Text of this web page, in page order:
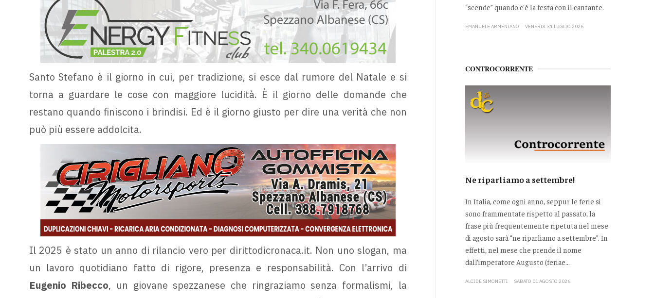
Santo Stefano è il giorno in cui, per tradizione, si esce dal rumore del Natale e si
torna a guardare le cose con maggiore lucidità. È il giorno delle domande che
restano quando finiscono i brindisi. Ed è il giorno giusto per dire una verità che non
può più essere addolcita.
Il 2025 è stato un anno di rilancio vero per dirittodicronaca.it. Non uno slogan, ma
un lavoro quotidiano fatto di rigore, presenza e responsabilità. Con l’arrivo di
Eugenio Ribecco, un giovane spezzanese che ringraziamo senza formalismi, la
“scende” quando c'è la festa con il cantante.
EMANUELE ARMENTANO VENERDÌ 31 LUGLIO 2026
CONTROCORRENTE
Ne riparliamo a settembre!
In Italia, come ogni anno, seppur le ferie si
sono frammentate rispetto al passato, la
frase più frequentemente ripetuta nel mese
di agosto sarà “ne riparliamo a settembre”. In
effetti, nel mese che prende il nome
dall’imperatore Augusto (feriae...
ALCIDE SIMONETTI SABATO 01 AGOSTO 2026